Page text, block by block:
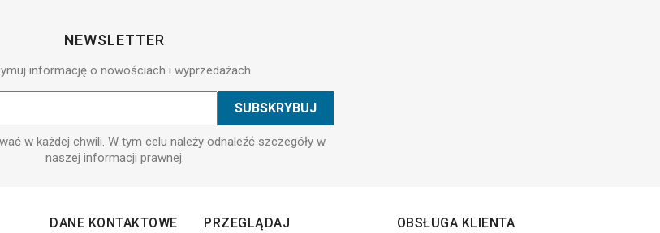
NEWSLETTER
informację o nowościach i wyprzedażach
w każdej chwili. W tym celu należy odnaleźć szczegóły w
naszej informacji prawnej.
DANE KONTAKTOWE PRZEGLĄDAJ OBSŁUGA KLIENTA